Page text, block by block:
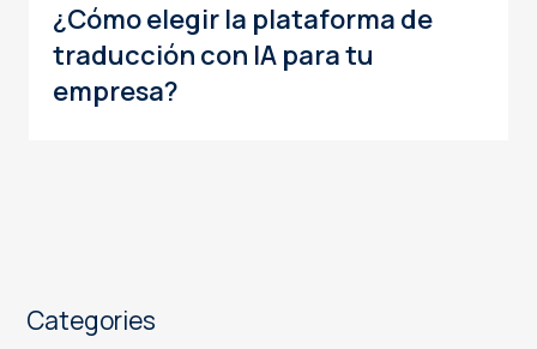
¿Cómo elegir la plataforma de
traducción con IA para tu
empresa?
Categories